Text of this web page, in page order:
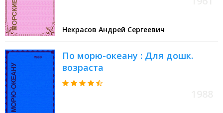
Некрасов Андрей Сергеевич
По морю-океану : Для дошк.
возраста